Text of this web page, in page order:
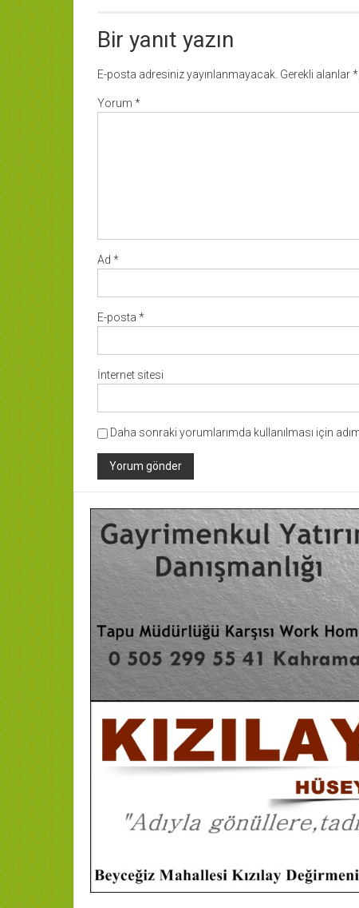
Bir yanıt yazın
E-posta adresiniz yayınlanmayacak. Gerekli alanlar*
Yorum *
Ad *
E-posta *
İnternet sitesi
Daha sonraki yorumlarımda kullanılması için